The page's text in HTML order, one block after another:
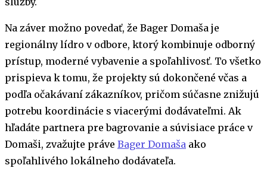
Na záver možno povedať, že Bager Domaša je
regionálny lídro v odbore, ktorý kombinuje odborný
prístup, moderné vybavenie a spoľahlivosť. To všetko
prispieva k tomu, že projekty sú dokončené včas a
podľa očakávaní zákazníkov, pričom súčasne znižujú
potrebu koordinácie s viacerými dodávateľmi. Ak
hľadáte partnera pre bagrovanie a súvisiace práce v
Domaši, zvažujte práve Bager Domaša ako
spoľahlivého lokálneho dodávateľa.